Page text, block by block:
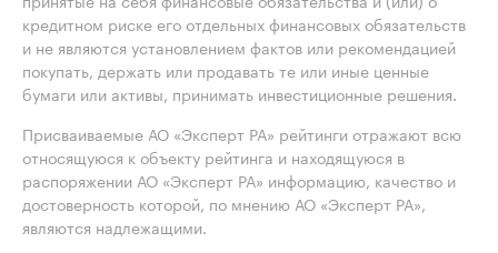
кредитном риске его отдельных финансовых обязательств
и не являются установлением фактов или рекомендацией
покупать, держать или продавать те или иные ценные
бумаги или активы, принимать инвестиционные решения.
Присваиваемые АО «Эксперт РА» рейтинги отражают всю
относящуюся к объекту рейтинга и находящуюся в
распоряжении АО «Эксперт РА» информацию, качество и
достоверность которой, по мнению АО «Эксперт РА»,
являются надлежащими.